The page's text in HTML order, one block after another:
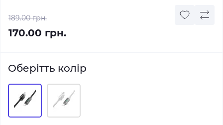
189.00 грн.
170.00 грн.
Оберітть колір